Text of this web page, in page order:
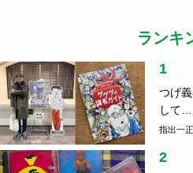
ランキ
1
つげ
して
指出一正
2